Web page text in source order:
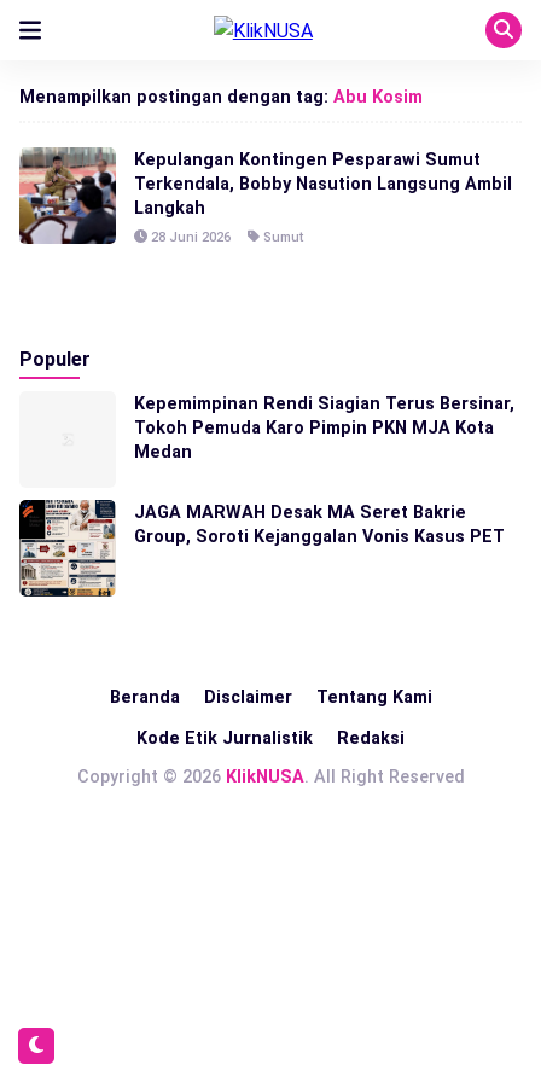
Menampilkan postingan dengan tag: Abu Kosim
Kepulangan Kontingen Pesparawi Sumut
Terkendala, Bobby Nasution Langsung Ambil
Langkah
28 Juni 2026 Sumut
Populer
Kepemimpinan Rendi Siagian Terus Bersinar,
Tokoh Pemuda Karo Pimpin PKN MJA Kota
Medan
JAGA MARWAH Desak MA Seret Bakrie
Group, Soroti Kejanggalan Vonis Kasus PET
Beranda Disclaimer Tentang Kami
Kode Etik Jurnalistik
Redaksi
Copyright © 2026 KlikNUSA. All Right Reserved